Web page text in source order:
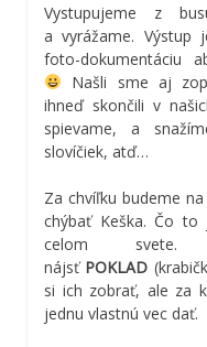
Vystupujeme z
a vyrážame. Výstup
foto-dokumentáciu
Našli sme aj
ihneď skončili v
spievame, a
slovíčiek, atď…
Za chvíľku budeme
chýbať Keška. Čo
celom
nájsť POKLAD
si ich zobrať, ale za
jednu vlastnú vec dať.